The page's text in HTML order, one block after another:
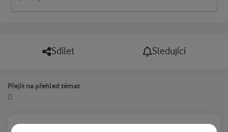
Sdílet Sledující
Přejít na přehled témat